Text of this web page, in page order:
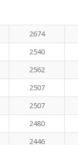
2674
2540
2562
2507
2507
2480
2446